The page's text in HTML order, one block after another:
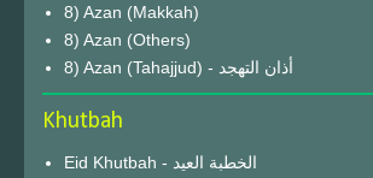
8) Azan (Makkah)
8) Azan (Others)
8) Azan (Tahajjud) - أذان التهجد
Khutbah
Eid Khutbah - الخطبة العيد